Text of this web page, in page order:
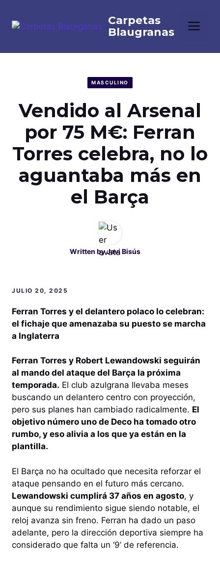
contenido
MASCULINO
Vendido al Arsenal
por 75 M€: Ferran
Torres celebra, no lo
aguantaba más en
el Barça
Written byJavi Bisús
JULIO 20, 2025
Ferran Torres y el delantero polaco lo celebran:
el fichaje que amenazaba su puesto se marcha
a Inglaterra
Ferran Torres y Robert Lewandowski seguirán
al mando del ataque del Barça la próxima
temporada. El club azulgrana llevaba meses
buscando un delantero centro con proyección,
pero sus planes han cambiado radicalmente. El
objetivo número uno de Deco ha tomado otro
rumbo, y eso alivia a los que ya están en la
plantilla.
El Barça no ha ocultado que necesita reforzar el
ataque pensando en el futuro más cercano.
Lewandowski cumplirá 37 años en agosto, y
aunque su rendimiento sigue siendo notable, el
reloj avanza sin freno. Ferran ha dado un paso
adelante, pero la dirección deportiva siempre ha
considerado que falta un ‘9’ de referencia.